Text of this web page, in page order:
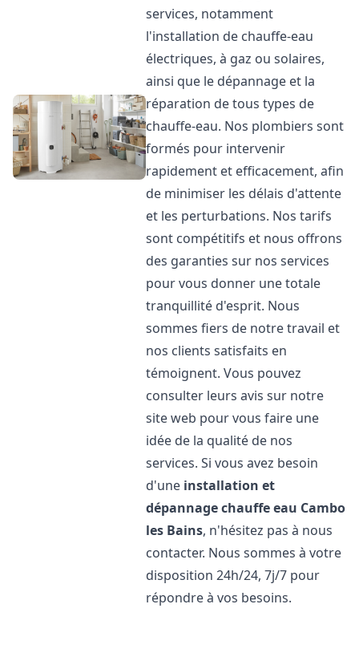
services, notamment
l'installation de chauffe-eau
électriques, à gaz ou solaires,
ainsi que le dépannage et la
réparation de tous types de
chauffe-eau. Nos plombiers sont
formés pour intervenir
rapidement et efficacement, afin
de minimiser les délais d'attente
et les perturbations. Nos tarifs
sont compétitifs et nous offrons
des garanties sur nos services
pour vous donner une totale
tranquillité d'esprit. Nous
sommes fiers de notre travail et
nos clients satisfaits en
témoignent. Vous pouvez
consulter leurs avis sur notre
site web pour vous faire une
idée de la qualité de nos
services. Si vous avez besoin
d'une installation et
dépannage chauffe eau Cambo
les Bains, n'hésitez pas à nous
contacter. Nous sommes à votre
disposition 24h/24, 7j/7 pour
répondre à vos besoins.